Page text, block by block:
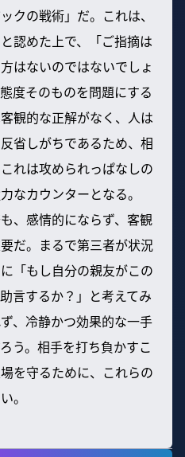
クの戦術」だ。これは、
認めた上で、「ご指摘は
はないのではないでしょ
度そのものを問題にする
観的な正解がなく、人は
省しがちであるため、相
れは攻められっぱなしの
なカウンターとなる。
、感情的にならず、客観
だ。まるで第三者が状況
「もし自分の親友がこの
言するか？」と考えてみ
、冷静かつ効果的な一手
う。相手を打ち負かすこ
を守るために、これらの
。